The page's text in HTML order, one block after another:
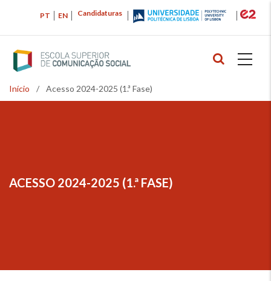
principal
Candidaturas
PT EN
Navegação
Início / Acesso 2024-2025 (1.ª Fase)
ACESSO 2024-2025 (1.ª FASE)
NAVEGAÇÃO